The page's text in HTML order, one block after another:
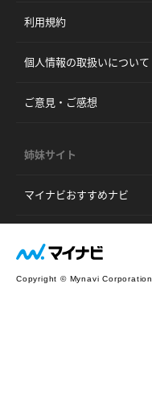
利用規約
個人情報の取扱いについて
ご意見・ご感想
姉妹サイト
マイナビおすすめナビ
Copyright © Mynavi Corporation